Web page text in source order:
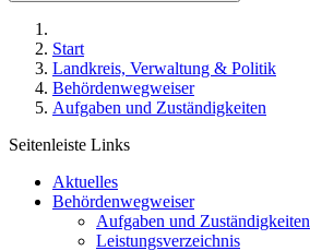
Start
Landkreis, Verwaltung & Politik
Behördenwegweiser
Aufgaben und Zuständigkeiten
Seitenleiste Links
Aktuelles
Behördenwegweiser
Aufgaben und Zuständigkeiten
Leistungsverzeichnis